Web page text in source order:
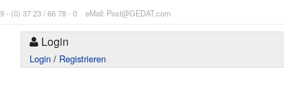
- (0) 37 23 / 66 78 - 0 eMail: Post@GEDAT.com
Login
Login / Registrieren